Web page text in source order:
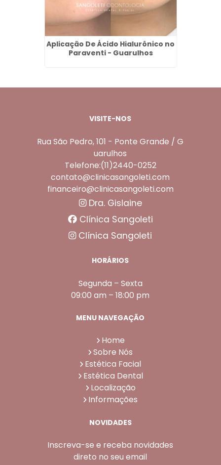
Aplicação De Ácido Hialurônico no
Paraventi - Guarulhos
VISITE-NOS
Rua São Pedro, 101 - Ponte Grande / G
uarulhos
Telefone:(11)2440-0252
contato@clinicasangoleti.com
financeiro@clinicasangoleti.com
Dra. Gislaine
Clínica Sangoleti
Clínica Sangoleti
HORÁRIOS
Segunda – Sexta
09:00 am – 18:00 pm
MENU NAVEGAÇÃO
Home
Sobre Nós
Estética Facial
Estética Dental
Localização
Informações
NOVIDADES
Inscreva-se e receba novidades
direto no seu email